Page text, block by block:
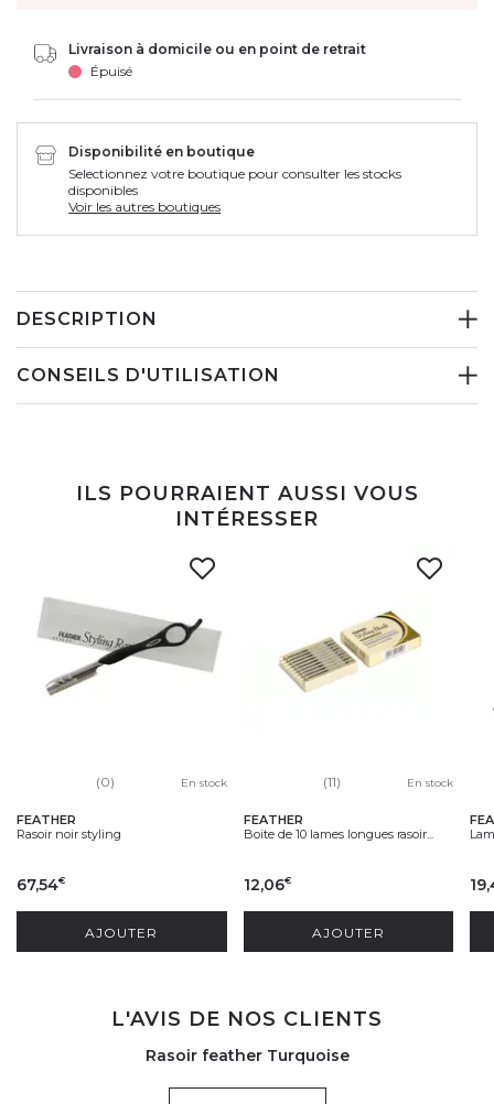
Livraison à domicile ou en point de retrait
Épuisé
Disponibilité en boutique
Selectionnez votre boutique pour consulter les stocks
disponibles
Voir les autres boutiques
DESCRIPTION
CONSEILS D'UTILISATION
ILS POURRAIENT AUSSI VOUS
INTÉRESSER
(0) En stock
FEATHER
Rasoir noir styling
67,54€
AJOUTER
(11) En stock
FEATHER
Boite de 10 lames longues rasoir...
12,06€
AJOUTER
L'AVIS DE NOS CLIENTS
Rasoir feather Turquoise